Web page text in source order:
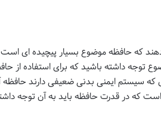
که حافظه موضوع بسیار پیچیده ای است
توجه داشته باشید که برای استفاده از
ایمنی بدنی ضعیفی دارند حافظه آنها
که در قدرت حافظه باید به آن توجه